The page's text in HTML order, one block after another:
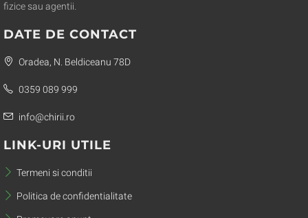
fizice sau agentii.
DATE DE CONTACT
Oradea, N. Beldiceanu 78D
0359 089 999
info@chirii.ro
LINK-URI UTILE
Termeni si conditii
Politica de confidentialitate